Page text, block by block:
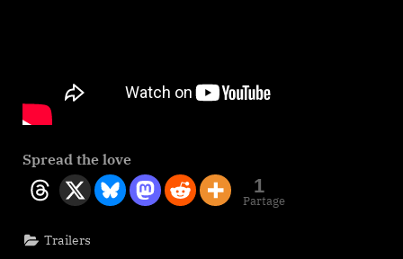
Spread the love
1
Partage
Trailers